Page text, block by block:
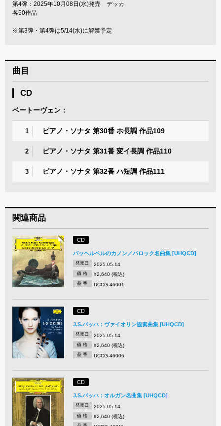
第4弾：2025年10月08日(水)発売 デッカ
各50作品
※第3弾・第4弾は5/14(水)に解禁予定
曲目
CD
ベートーヴェン：
1 ピアノ・ソナタ 第30番 ホ長調 作品109
2 ピアノ・ソナタ 第31番 変イ長調 作品110
3 ピアノ・ソナタ 第32番 ハ短調 作品111
関連商品
CD
パッヘルベルのカノン／バロック名曲集 [UHQCD]
発売日 2025.05.14
価 格 ¥2,640 (税込)
品 番 UCCG-46001
CD
J.S.バッハ：ヴァイオリン協奏曲集 [UHQCD]
発売日 2025.05.14
価 格 ¥2,640 (税込)
品 番 UCCG-46006
CD
J.S.バッハ：オルガン名曲集 [UHQCD]
発売日 2025.05.14
価 格 ¥2,640 (税込)